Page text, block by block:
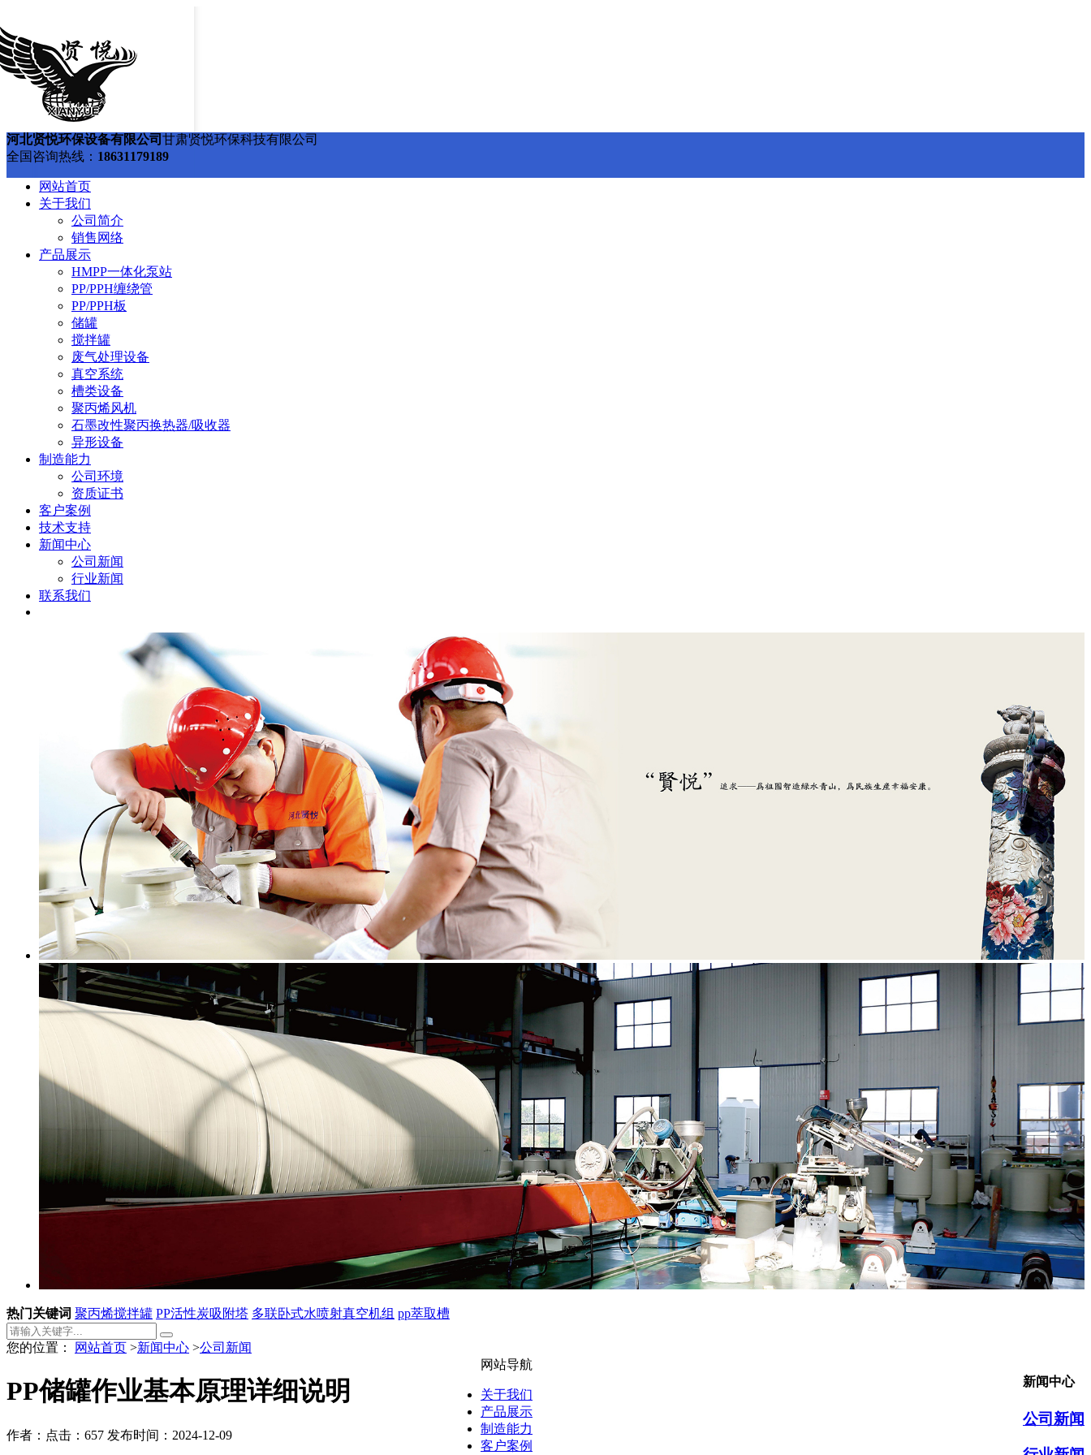
河北贤悦环保设备有限公司 甘肃贤悦环保科技有限公司
全国咨询热线： 18631179189
网站首页
关于我们
公司简介
销售网络
产品展示
HMPP一体化泵站
PP/PPH缠绕管
PP/PPH板
储罐
搅拌罐
废气处理设备
真空系统
槽类设备
聚丙烯风机
石墨改性聚丙换热器/吸收器
异形设备
制造能力
公司环境
资质证书
客户案例
技术支持
新闻中心
公司新闻
行业新闻
联系我们
热门关键词 聚丙烯搅拌罐 PP活性炭吸附塔 多联卧式水喷射真空机组 pp萃取槽
您的位置： 网站首页 >新闻中心 >公司新闻
新闻中心
公司新闻
PP储罐作业基本原理详细说明
作者： 点击：657 发布时间：2024-12-09
网站导航
关于我们
产品展示
制造能力
客户案例